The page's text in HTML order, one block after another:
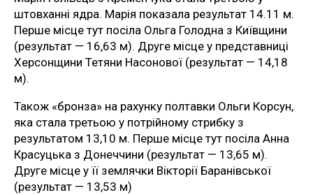
штовханні ядра. Марія показала результат 14.11 м.
Перше місце тут посіла Ольга Голодна з Київщини
(результат — 16,63 м). Друге місце у представниці
Херсонщини Тетяни Насонової (результат — 14,18
м).
Також «бронза» на рахунку полтавки Ольги Корсун,
яка стала третьою у потрійному стрибку з
результатом 13,10 м. Перше місце тут посіла Анна
Красуцька з Донеччини (результат — 13,65 м).
Друге місце у її землячки Вікторії Баранівської
(результат — 13,53 м)